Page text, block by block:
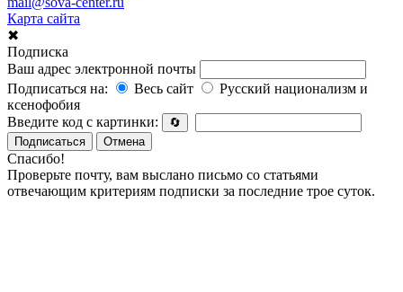
Карта сайта
✖
Подписка
Ваш адрес электронной почты
Подписаться на:
Весь сайт
Русский национализм и
ксенофобия
Введите код с картинки:
🔄
Подписаться
Отмена
Спасибо!
Проверьте почту, вам выслано письмо со статьями
отвечающим критериям подписки за последние трое суток.